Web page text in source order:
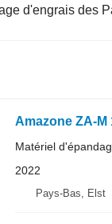
d'engrais des
Amazone ZA-M
Matériel
2022
Pays-Bas, Elst